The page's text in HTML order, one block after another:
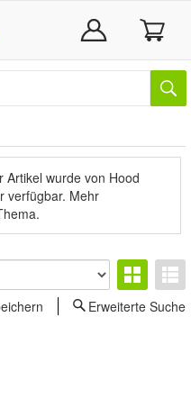
Artikel wurde von Hood
verfügbar. Mehr
Erweiterte Suche